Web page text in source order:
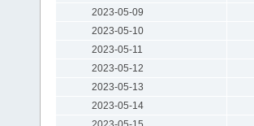
2023-05-09
2023-05-10
2023-05-11
2023-05-12
2023-05-13
2023-05-14